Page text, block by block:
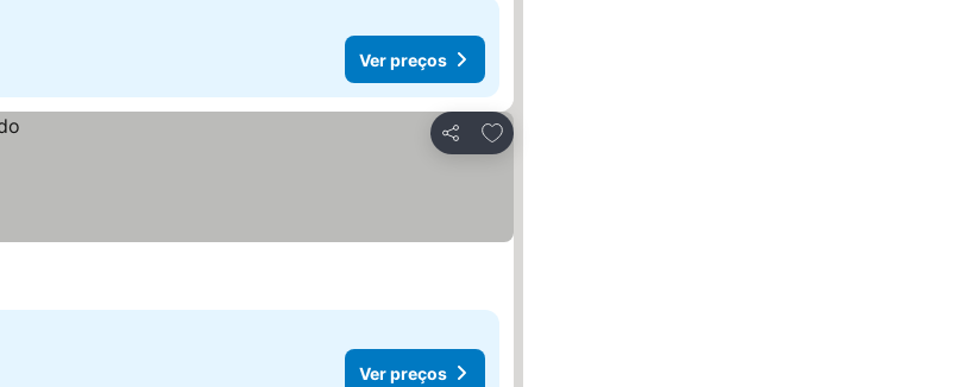
Ver preços
Partilhar
Adicionar aos favoritos
Ver preços